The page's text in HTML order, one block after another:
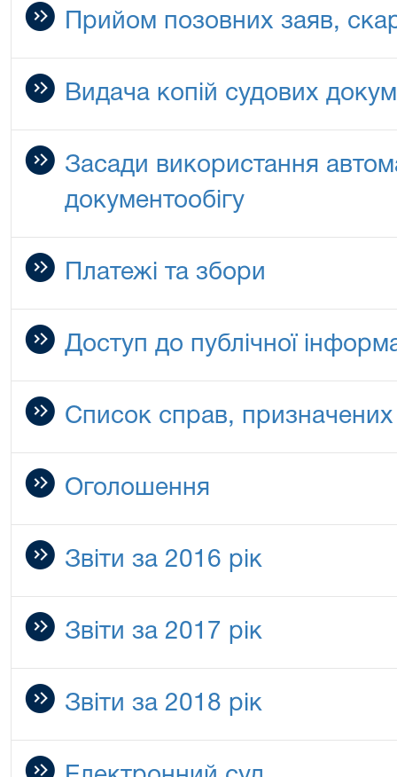
Прийом позовних заяв,
Видача копій судових
Засади використання
документообігу
Платежі та збори
Доступ до публічної
Список справ, призначених
Оголошення
Звіти за 2016 рік
Звіти за 2017 рік
Звіти за 2018 рік